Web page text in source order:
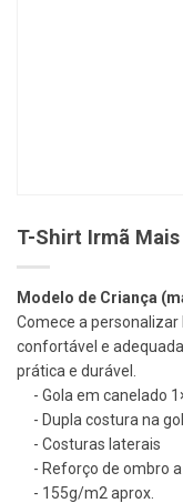
T-Shirt Irmã
Modelo de Criança
Comece a personalizar
confortável e
prática e durável.
Gola em canelado
Dupla costura na
Costuras laterais
Reforço de ombro
155g/m2 aprox.